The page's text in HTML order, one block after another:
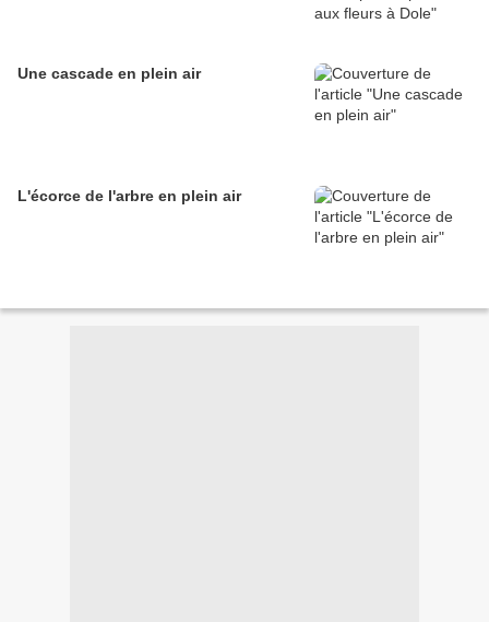
Une cascade en plein air
L'écorce de l'arbre en plein air